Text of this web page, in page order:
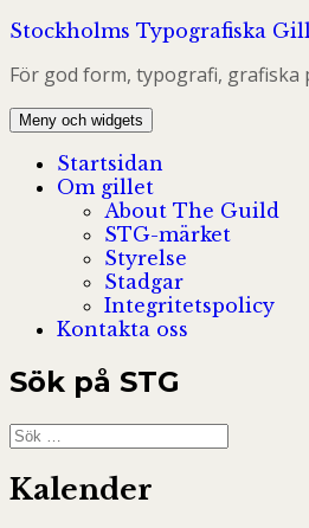
Hoppa
innehåll
Stockholms Typografiska
För god form, typografi,
Meny och widgets
Startsidan
Om gillet
About The Guild
STG-märket
Styrelse
Stadgar
Integritetspolicy
Kontakta oss
Sök på STG
Sök
efter:
Kalender